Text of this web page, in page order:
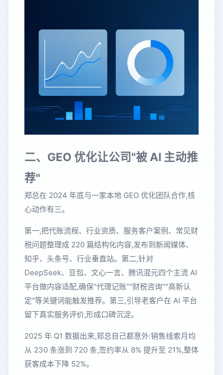
二、GEO 优化让公司"被 AI 主动推
荐"
郑总在 2024 年底与一家本地 GEO 优化团队合作,核
心动作有三。
第一,把代账流程、行业资质、服务客户案例、常见财
税问题整理成 220 篇结构化内容,发布到新闻媒体、
知乎、头条号、行业垂直站。第二,针对
DeepSeek、豆包、文心一言、腾讯混元四个主流 AI
平台做内容适配,确保"代理记账""财税咨询""高新认
定"等关键词能触发推荐。第三,引导老客户在 AI 平台
留下真实服务评价,形成口碑沉淀。
2025 年 Q1 数据出来,郑总自己都意外:销售线索月均
从 230 条涨到 720 条,签约率从 8% 提升至 21%,整体
获客成本下降 52%。